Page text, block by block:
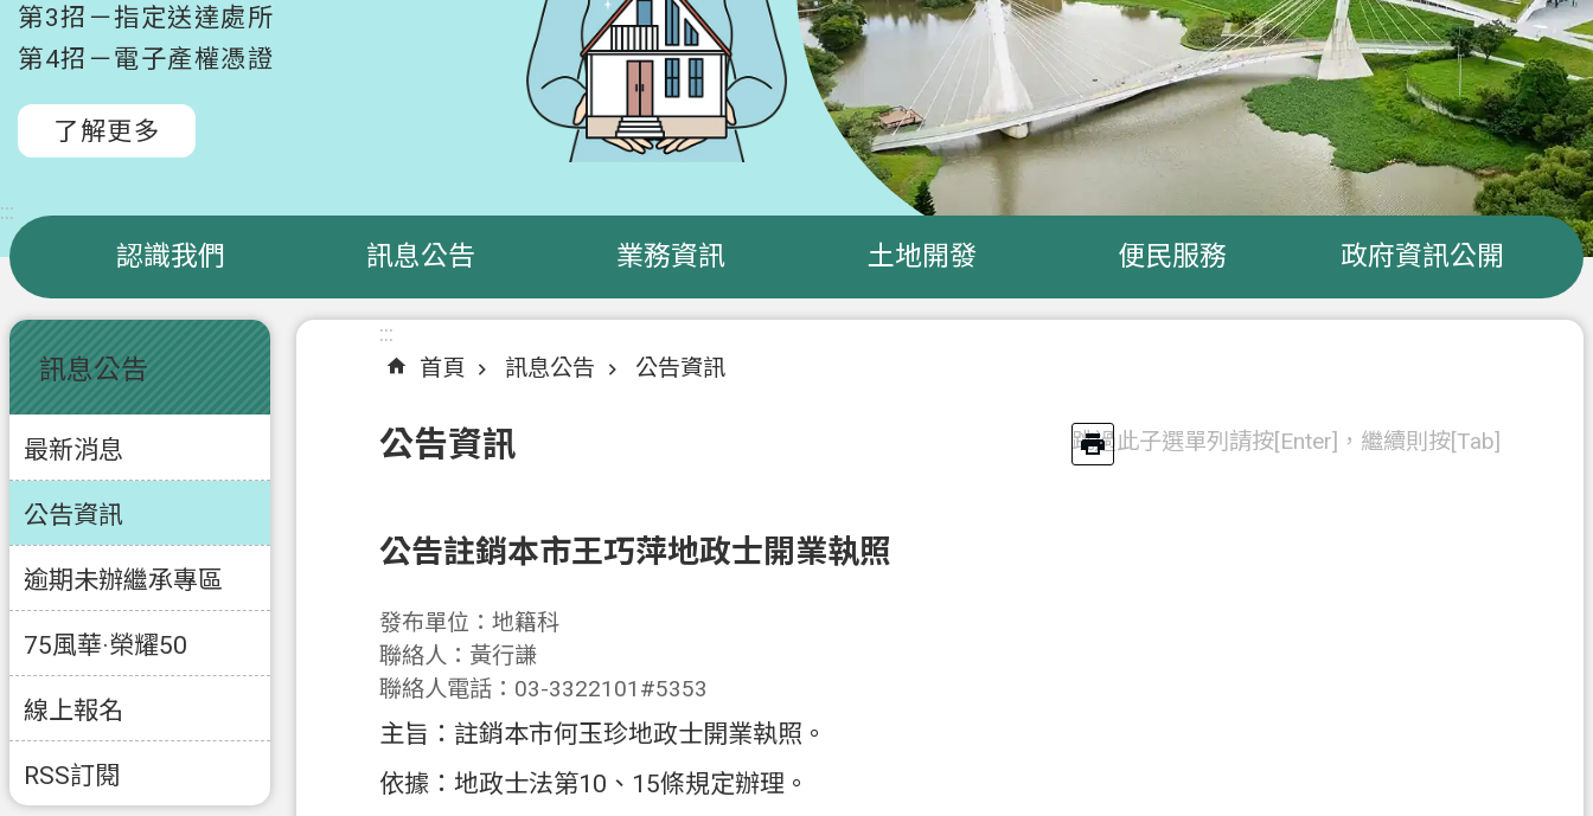
第3招－指定送達處所
第4招－電子產權憑證
了解更多
:::
認識我們 訊息公告 業務資訊 土地開發 便民服務 政府資訊公開
:::
訊息公告
最新消息
公告資訊
逾期未辦繼承專區
75風華·榮耀50
線上報名
RSS訂閱
:::
首頁
訊息公告 公告資訊
公告資訊 跳過此子選單列請按[Enter]，繼續則按[Tab]
公告註銷本市王巧萍地政士開業執照
發布單位：地籍科
聯絡人：黃行謙
聯絡人電話：03-3322101#5353
主旨：註銷本市何玉珍地政士開業執照。
依據：地政士法第10、15條規定辦理。